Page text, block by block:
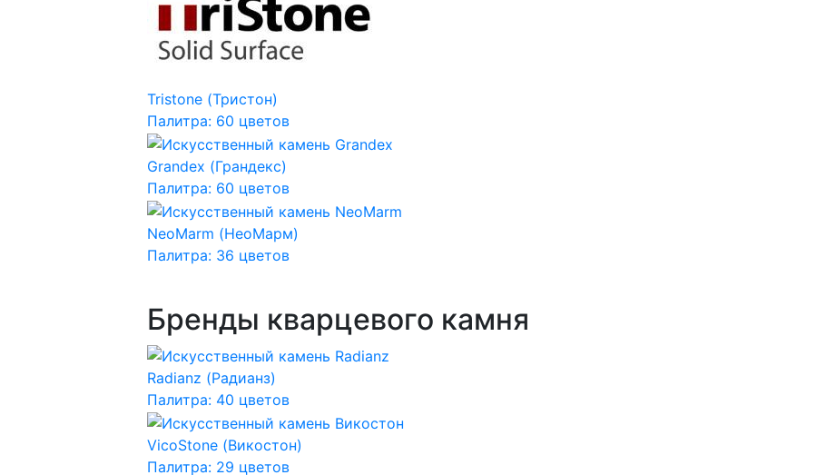
Tristone (Тристон)
Палитра: 60 цветов
Grandex (Грандекс)
Палитра: 60 цветов
NeoMarm (НеоМарм)
Палитра: 36 цветов
Бренды кварцевого камня
Radianz (Радианз)
Палитра: 40 цветов
VicoStone (Викостон)
Палитра: 29 цветов